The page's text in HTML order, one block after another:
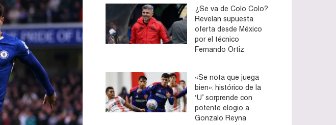
¿Se va de Colo Colo?
Revelan supuesta
oferta desde México
por el técnico
Fernando Ortiz
«Se nota que juega
bien»: histórico de la
‘U’ sorprende con
potente elogio a
Gonzalo Reyna